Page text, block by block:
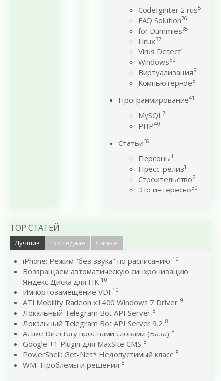
CodeIgniter 2 rus5
FAQ Solution76
for Dummies35
Linux37
Virus Detect4
Windows52
Виртуализация9
Компьютерное8
Программирование41
MySQL7
PHP40
Статьи39
Персоны1
Пресс-релиз1
Строительство2
Это интересно30
TOP СТАТЕЙ
Лучшие Последние Самые
iPhone: Режим "без звука" по расписанию 10
Возвращаем автоматическую синхронизацию
Яндекс Диска для ПК 10
Импортозамещение VDI 10
ATI Mobility Radeon x1400 Windows 7 Driver 9
Локальный Telegram Bot API Server 8
Локальный Telegram Bot API Server 9.2 8
Active Directory простыми словами (База) 8
Google +1 Plugin для MaxSite CMS 8
PowerShell: Get-Net* Недопустимый класс 8
WMI Проблемы и решения 8